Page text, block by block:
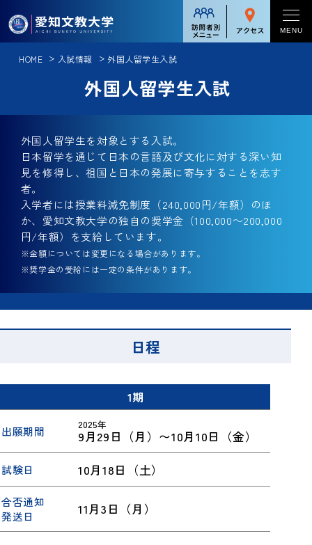
対象者別メニュー
卒業生の方
MENU
学校案内
学校案内一覧
学校法人足立学園について
理念と教育
情報公表
アクセス
学部・大学院一覧
逆転力教育
グローバル英語コース
中国語・中国文化コース
教員養成コース
入試情報
入試情報一覧
入試方式
入試日程
大学入学共通テスト
受験者への注意事項
学納金・諸経費一覧
留学・国際交流一覧
短期語学プログラム[英語]
短期語学プログラム[中国語]
交換留学プログラム[中国語]
就職・進路
就職・進路一覧
就職実績
キャンパスライフ
地域連携・社会貢献
入試・イベント情報
図書館
お知らせ
イベント
HOME 入試情報 外国人留学生入試
外国人留学生入試
外国人留学生を対象とする入試。
日本留学を通じて日本の言語及び文化に対する深い知
見を修得し、祖国と日本の発展に寄与することを志す
者。
入学者には授業料減免制度（240,000円/年額）のほ
か、愛知文教大学の独自の奨学金（100,000～200,000
円/年額）を支給しています。
※金額については変更になる場合があります。
※奨学金の受給には一定の条件があります。
日程
1期
出願期間 2025年
9月29日（月）〜10月10日（金）
試験日 10月18日（土）
合否通知
発送日
11月3日（月）